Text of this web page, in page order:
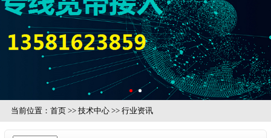
当前位置： 首页>> 技术中心>> 行业资讯